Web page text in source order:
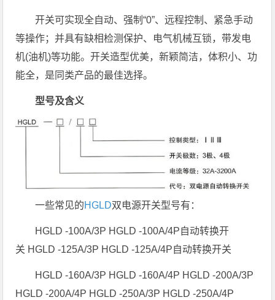
开关可实现全自动、强制“0”、远程控制、紧急手动
等操作；并具有缺相检测保护、电气机械互锁，带发电
机(油机)等功能。开关造型优美，新颖简洁，体积小、功
能全，是同类产品的最佳选择。
型号及含义
一些常见的HGLD双电源开关型号有：
HGLD -100A/3P HGLD -100A/4P自动转换开
关 HGLD -125A/3P HGLD -125A/4P自动转换开关
HGLD -160A/3P HGLD -160A/4P HGLD -200A/3P
HGLD -200A/4P HGLD -250A/3P HGLD -250A/4P